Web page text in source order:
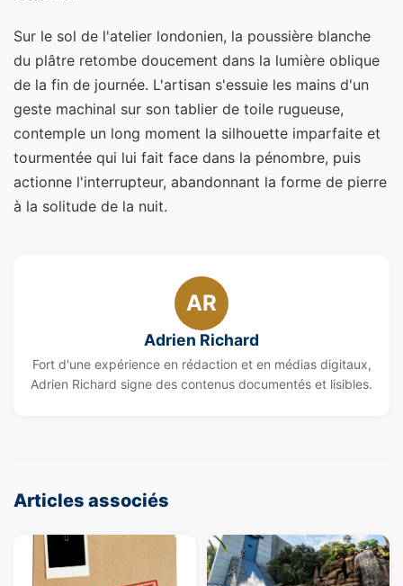
Sur le sol de l'atelier londonien, la poussière blanche
du plâtre retombe doucement dans la lumière oblique
de la fin de journée. L'artisan s'essuie les mains d'un
geste machinal sur son tablier de toile rugueuse,
contemple un long moment la silhouette imparfaite et
tourmentée qui lui fait face dans la pénombre, puis
actionne l'interrupteur, abandonnant la forme de pierre
à la solitude de la nuit.
AR
Adrien Richard
Fort d'une expérience en rédaction et en médias digitaux,
Adrien Richard signe des contenus documentés et lisibles.
Articles associés